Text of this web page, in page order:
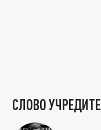
СЛОВО